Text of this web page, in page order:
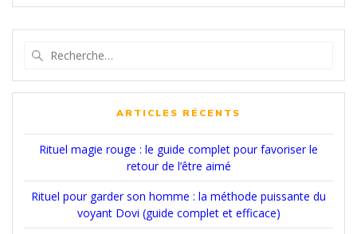
sein
des
articles
:
ARTICLES RÉCENTS
Rituel magie rouge : le guide complet pour favoriser le
retour de l’être aimé
Rituel pour garder son homme : la méthode puissante du
voyant Dovi (guide complet et efficace)